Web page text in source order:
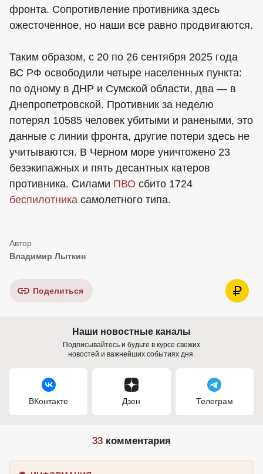
фронта. Сопротивление противника здесь
ожесточенное, но наши все равно продвигаются.
Таким образом, с 20 по 26 сентября 2025 года
ВС РФ освободили четыре населенных пункта:
по одному в ДНР и Сумской области, два — в
Днепропетровской. Противник за неделю
потерял 10585 человек убитыми и ранеными, это
данные с линии фронта, другие потери здесь не
учитываются. В Черном море уничтожено 23
безэкипажных и пять десантных катеров
противника. Силами ПВО сбито 1724
беспилотника самолетного типа.
Владимир Лыткин
Поделиться
Наши новостные каналы
Подписывайтесь и будьте в курсе свежих
новостей и важнейших событиях дня.
ВКонтакте Дзен Телеграм
33 комментария